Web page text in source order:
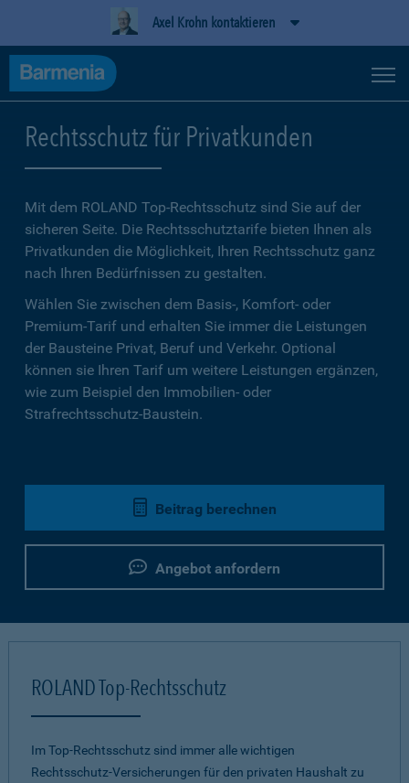
Axel Krohn kontaktieren
Rechtsschutz für Privatkunden
Mit dem ROLAND Top-Rechtsschutz sind Sie auf der
sicheren Seite. Die Rechtsschutztarife bieten Ihnen als
Privatkunden die Möglichkeit, Ihren Rechtsschutz ganz
nach Ihren Bedürfnissen zu gestalten.
Wählen Sie zwischen dem Basis-, Komfort- oder
Premium-Tarif und erhalten Sie immer die Leistungen
der Bausteine Privat, Beruf und Verkehr. Optional
können sie Ihren Tarif um weitere Leistungen ergänzen,
wie zum Beispiel den Immobilien- oder
Strafrechtsschutz-Baustein.
Beitrag berechnen
Angebot anfordern
ROLAND Top-Rechtsschutz
Im Top-Rechtsschutz sind immer alle wichtigen
Rechtsschutz-Versicherungen für den privaten Haushalt zu